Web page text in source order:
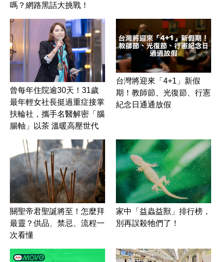
嗎？網路黑話大挑戰！
曾每年住院逾30天！31歲
最年輕女社長挺過重症接掌
扶輪社，攜手名醫解密「腦
腸軸」以茶 溫暖高壓世代
台灣將迎來「4+1」新假
期！教師節、光復節、行憲
紀念日通通放假
關聖帝君聖誕將至！怎麼拜
最靈？供品、禁忌、流程一
次看懂
家中「益蟲益獸」排行榜，
別再誤殺牠們了！